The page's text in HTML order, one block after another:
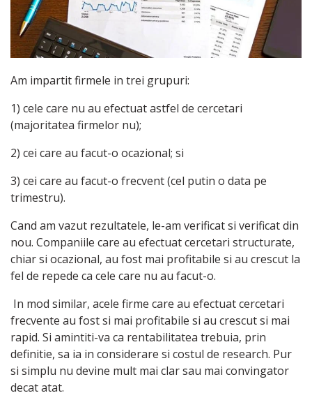
Am impartit firmele in trei grupuri:
1) cele care nu au efectuat astfel de cercetari
(majoritatea firmelor nu);
2) cei care au facut-o ocazional; si
3) cei care au facut-o frecvent (cel putin o data pe
trimestru).
Cand am vazut rezultatele, le-am verificat si verificat din
nou. Companiile care au efectuat cercetari structurate,
chiar si ocazional, au fost mai profitabile si au crescut la
fel de repede ca cele care nu au facut-o.
In mod similar, acele firme care au efectuat cercetari
frecvente au fost si mai profitabile si au crescut si mai
rapid. Si amintiti-va ca rentabilitatea trebuia, prin
definitie, sa ia in considerare si costul de research. Pur
si simplu nu devine mult mai clar sau mai convingator
decat atat.